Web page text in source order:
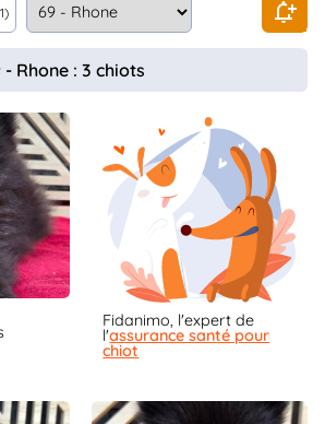
Rhone : 3 chiots
Fidanimo, l'expert de
l'assurance santé pour
chiot